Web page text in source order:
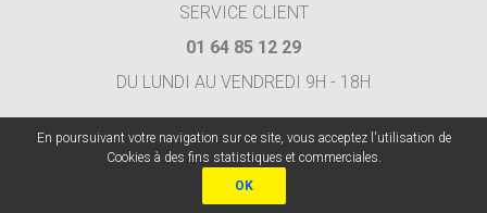
SERVICE CLIENT
01 64 85 12 29
DU LUNDI AU VENDREDI 9H - 18H
En poursuivant votre navigation sur ce site, vous acceptez l'utilisation de
Cookies à des fins statistiques et commerciales.
OK